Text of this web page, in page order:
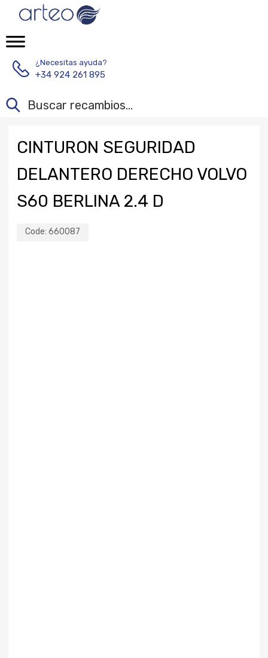
¿Necesitas ayuda?
+34 924 261 895
CINTURON SEGURIDAD
DELANTERO DERECHO VOLVO
S60 BERLINA 2.4 D
Code: 660087